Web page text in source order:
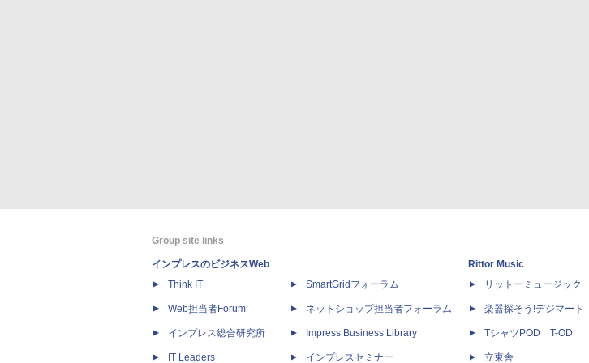
Group site links
インプレスのビジネスWeb
Think IT
Web担当者Forum
インプレス総合研究所
IT Leaders
SmartGridフォーラム
ネットショップ担当者フォーラム
Impress Business Library
インプレスセミナー
Rittor Music
リットーミュージック
楽器探そう!デジマート
TシャツPOD T-OD
立東舎